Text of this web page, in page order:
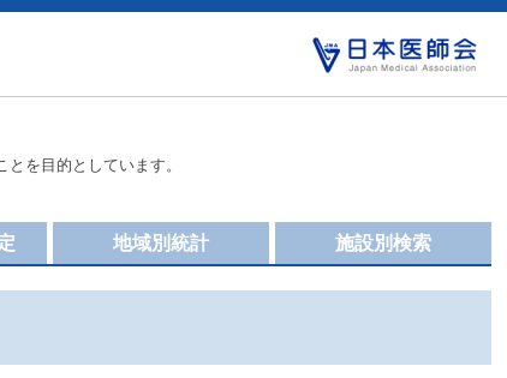
を目的としています。
施設別検索
地域別統計